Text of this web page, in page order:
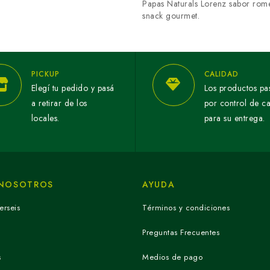
Papas Naturals Lorenz sabor
snack gourmet.
PICKUP
Elegí tu pedido y pasá
a retirar de los
locales.
CALIDAD
Los productos
por control de
para su entrega.
AYUDA
Términos y condiciones
Preguntas Frecuentes
Medios de pago